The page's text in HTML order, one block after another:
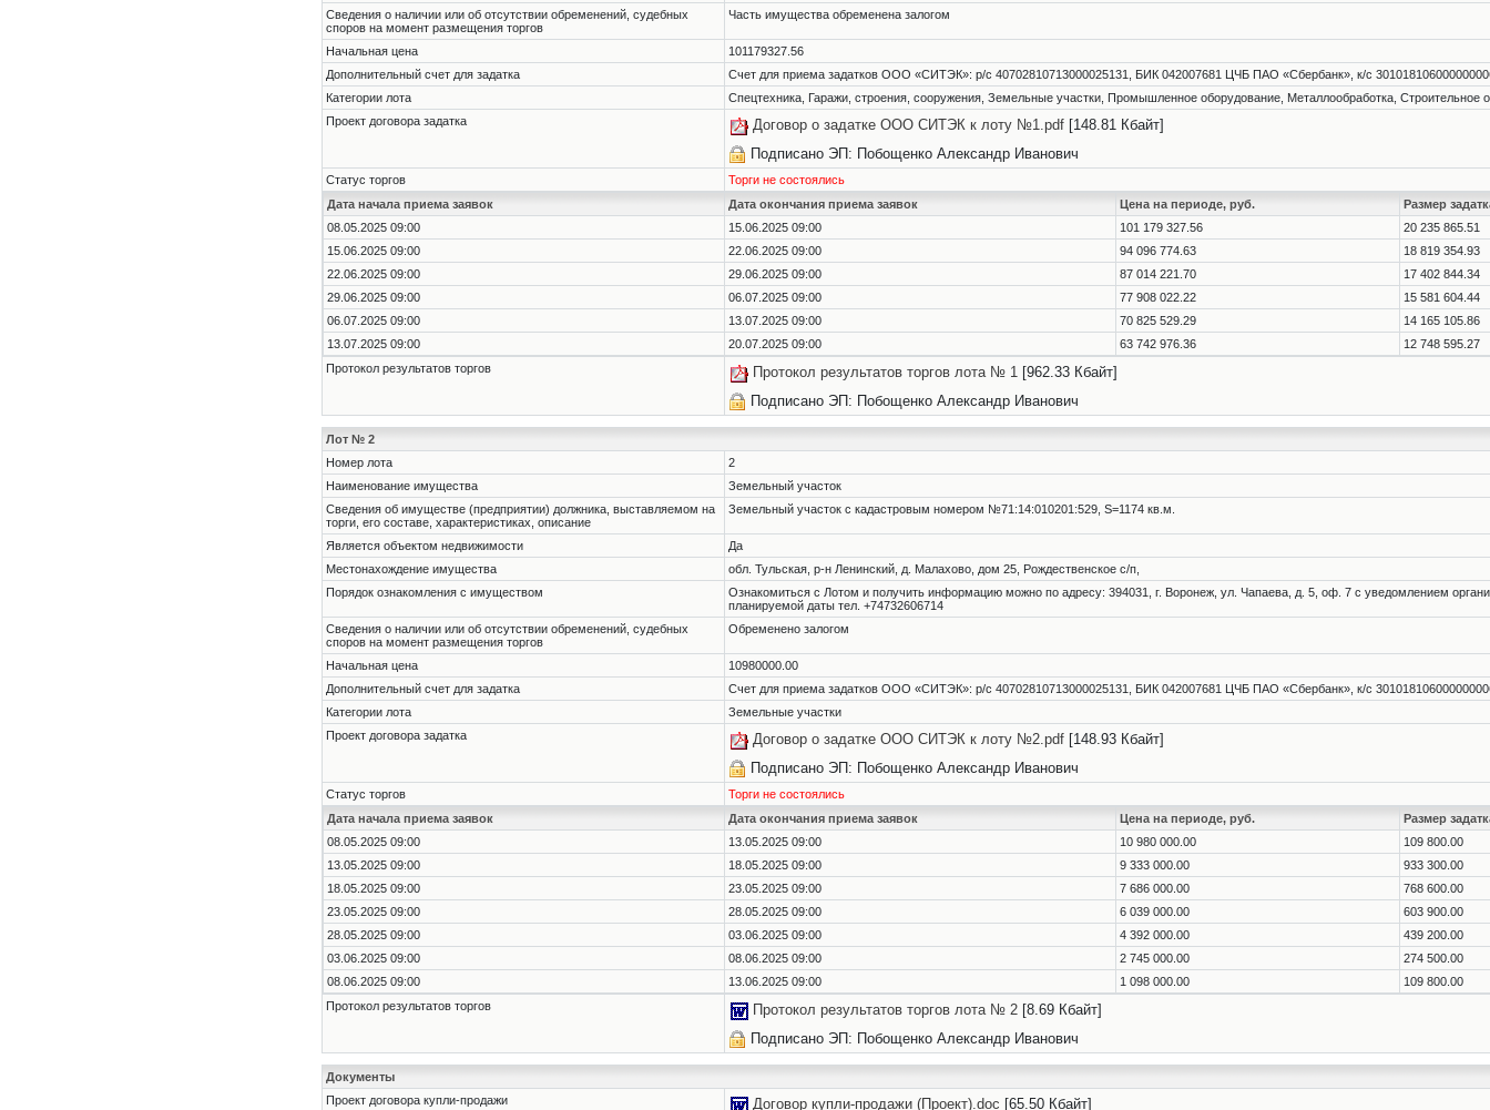
Cведения о наличии или об отсутствии обременений, судебных
споров на момент размещения торгов
Часть имущества обременена залогом
Начальная цена
101179327.56
Дополнительный счет для задатка
Счет для приема задатков ООО «СИТЭК»: р/с 40702810713000025131, БИК 042007681 ЦЧБ ПАО «Сбербанк», к/с
Категории лота
Спецтехника, Гаражи, строения, сооружения, Земельные участки, Промышленное оборудование, Металлообработка, Строительное
Проект договора задатка
Договор о задатке ООО СИТЭК к лоту №1.pdf [148.81 Кбайт]
Подписано ЭП: Побощенко Александр Иванович
Статус торгов
Торги не состоялись
Дата начала приема заявок
Дата окончания приема заявок Цена на периоде, руб.
Размер
08.05.2025 09:00
15.06.2025 09:00 101 179 327.56
20 235 865.51
15.06.2025 09:00
22.06.2025 09:00 94 096 774.63
18 819 354.93
22.06.2025 09:00
29.06.2025 09:00 87 014 221.70
17 402 844.34
29.06.2025 09:00
06.07.2025 09:00 77 908 022.22
15 581 604.44
06.07.2025 09:00
13.07.2025 09:00 70 825 529.29
14 165 105.86
13.07.2025 09:00
20.07.2025 09:00 63 742 976.36
12 748 595.27
Протокол результатов торгов
Протокол результатов торгов лота № 1 [962.33 Кбайт]
Подписано ЭП: Побощенко Александр Иванович
Лот № 2
Номер лота
2
Наименование имущества
Земельный участок
Cведения об имуществе (предприятии) должника, выставляемом на
торги, его составе, характеристиках, описание
Земельный участок с кадастровым номером №71:14:010201:529, S=1174 кв.м.
Является объектом недвижимости
Да
Местонахождение имущества
обл. Тульская, р-н Ленинский, д. Малахово, дом 25, Рождественское с/п,
Порядок ознакомления с имуществом
Ознакомиться с Лотом и получить информацию можно по адресу: 394031, г. Воронеж, ул. Чапаева, д. 5, оф. 7 с уведомлением
планируемой даты тел. +74732606714
Cведения о наличии или об отсутствии обременений, судебных
споров на момент размещения торгов
Обременено залогом
Начальная цена
10980000.00
Дополнительный счет для задатка
Счет для приема задатков ООО «СИТЭК»: р/с 40702810713000025131, БИК 042007681 ЦЧБ ПАО «Сбербанк», к/с
Категории лота
Земельные участки
Проект договора задатка
Договор о задатке ООО СИТЭК к лоту №2.pdf [148.93 Кбайт]
Подписано ЭП: Побощенко Александр Иванович
Статус торгов
Торги не состоялись
Дата начала приема заявок
Дата окончания приема заявок Цена на периоде, руб.
Размер
08.05.2025 09:00
13.05.2025 09:00 10 980 000.00
109 800.00
13.05.2025 09:00
18.05.2025 09:00 9 333 000.00
933 300.00
18.05.2025 09:00
23.05.2025 09:00 7 686 000.00
768 600.00
23.05.2025 09:00
28.05.2025 09:00 6 039 000.00
603 900.00
28.05.2025 09:00
03.06.2025 09:00 4 392 000.00
439 200.00
03.06.2025 09:00
08.06.2025 09:00 2 745 000.00
274 500.00
08.06.2025 09:00
13.06.2025 09:00 1 098 000.00
109 800.00
Протокол результатов торгов
Протокол результатов торгов лота № 2 [8.69 Кбайт]
Подписано ЭП: Побощенко Александр Иванович
Документы
Проект договора купли-продажи
Договор купли-продажи (Проект).doc [65.50 Кбайт]